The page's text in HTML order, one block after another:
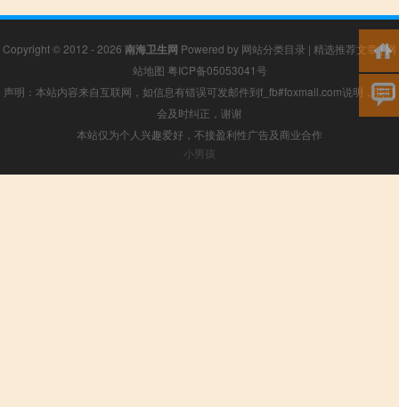
Copyright © 2012 - 2026 南海卫生网 Powered by 网站分类目录 | 精选推荐文章|网
站地图 粤ICP备05053041号
声明：本站内容来自互联网，如信息有错误可发邮件到f_fb#foxmail.com说明，我们
会及时纠正，谢谢
本站仅为个人兴趣爱好，不接盈利性广告及商业合作
小男孩